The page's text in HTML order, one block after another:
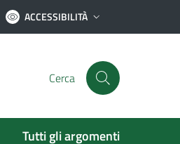
ACCESSIBILITÀ
Cerca
Tutti gli argomenti